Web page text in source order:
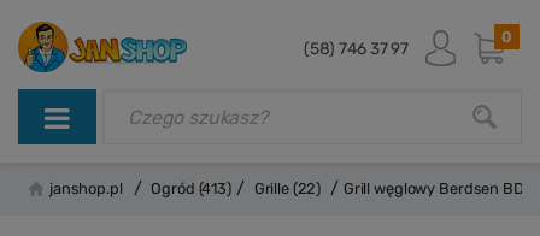
(58) 746 37 97
0
janshop.pl / Ogród (413) / Grille (22) / Grill węglowy Berdsen BD-